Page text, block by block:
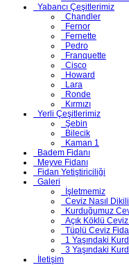
Yabancı Çeşitlerimiz
Chandler
Fernor
Fernette
Pedro
Franquette
Cisco
Howard
Lara
Ronde
Kırmızı
Yerli Çeşitlerimiz
Şebin
Bilecik
Kaman 1
Badem Fidanı
Meyve Fidanı
Fidan Yetiştiriciliği
Galeri
İşletmemiz
Ceviz Nasıl
Kurduğumuz
Açık Köklü
Tüplü Ceviz
1 Yaşındaki
3 Yaşındaki
İletişim